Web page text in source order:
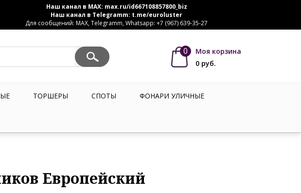
Наш канал в MAX: max.ru/id667108857800_biz
Наш канал в Telegramm: t.me/euroluster
Для сообщений: MAX, Telegramm, Whatsapp: +7 (967) 639-35-27
0
Моя корзина
0 руб.
ТОРШЕРЫ СПОТЫ ФОНАРИ УЛИЧНЫЕ
Европейский